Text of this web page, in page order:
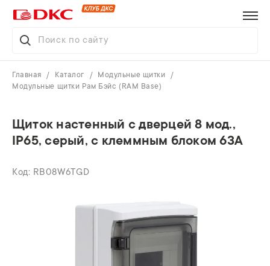
Главная Каталог
Модульные щитки
Модульные щитки Рам Бэйс (RAM Base)
Щиток настенный с дверцей 8 мод.,
IP65, серый, с клеммным блоком 63А
RB08W6TGD